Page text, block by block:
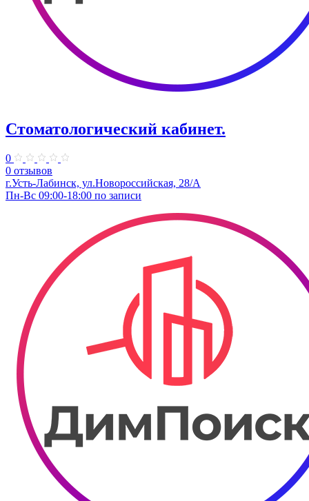
Стоматологический кабинет.
0
0 отзывов
г.Усть-Лабинск, ул.Новороссийская, 28/А
Пн-Вс 09:00-18:00 по записи